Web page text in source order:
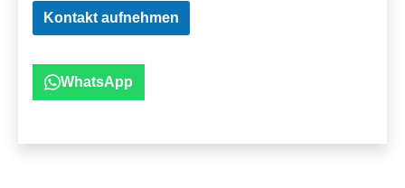
Kontakt aufnehmen
WhatsApp